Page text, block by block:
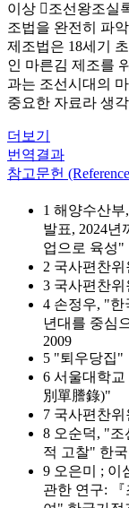
이상 󰡔조선왕조실
조법을 완전히 파
제조법은 18세기
인 마른김 제조를
과는 조선시대의
중요한 자료라 생
더보기
번역결과
참고문헌
1 해양수산부
발표, 2024년
업으로 육성"
2 국사편찬
3 국사편찬
4 손정우, "한
년대를 중심
2009
5 "퇴우당집"
6 서울대학
別單謄錄)"
7 국사편찬
8 오순덕, "조
적 고찰" 한국
9 오은미 ; 이
관한 연구: